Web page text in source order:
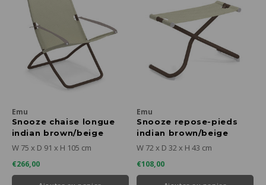
Emu
Snooze chaise longue
indian brown/beige
W 75 x D 91 x H 105 cm
€266,00
Emu
Snooze repose-pieds
indian brown/beige
W 72 x D 32 x H 43 cm
€108,00